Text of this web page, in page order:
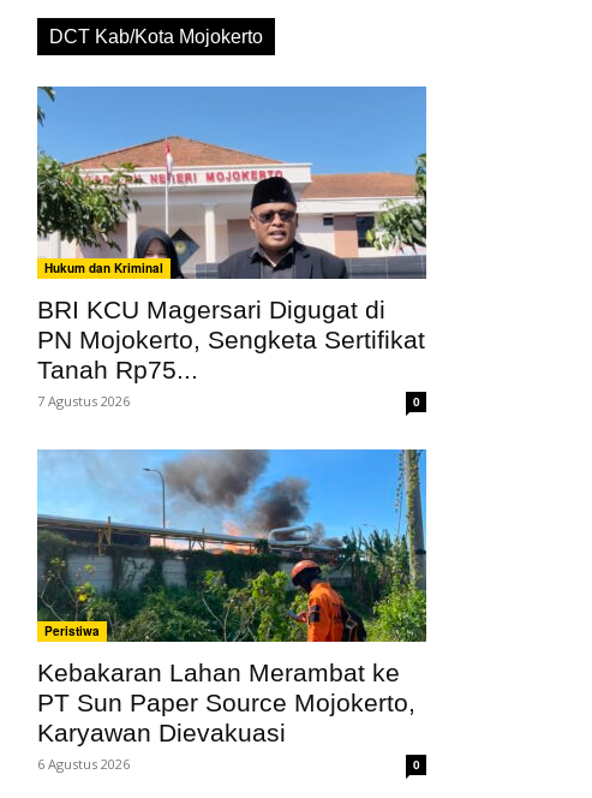
DCT Kab/Kota Mojokerto
Hukum dan Kriminal
BRI KCU Magersari Digugat di
PN Mojokerto, Sengketa Sertifikat
Tanah Rp75...
7 Agustus 2026 0
Peristiwa
Kebakaran Lahan Merambat ke
PT Sun Paper Source Mojokerto,
Karyawan Dievakuasi
6 Agustus 2026 0